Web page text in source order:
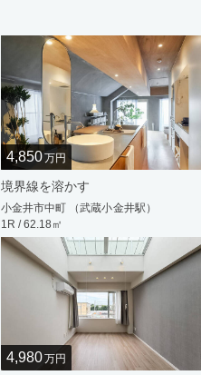
4,850万円
境界線を溶かす
小金井市中町 （武蔵小金井駅）
1R / 62.18㎡
4,980万円